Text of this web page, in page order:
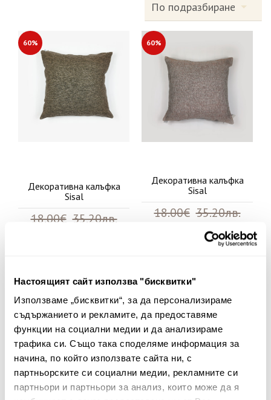
Настоящият сайт използва "бисквитки"
Използваме „бисквитки“, за да персонализираме
съдържанието и рекламите, да предоставяме
функции на социални медии и да анализираме
трафика си. Също така споделяме информация за
начина, по който използвате сайта ни, с
партньорските си социални медии, рекламните си
партньори и партньори за анализ, които може да я
60%
Декоративна калъфка
Sisal
18.00€ 35.20лв.
60%
Декоративна калъфка
Sisal
18.00€ 35.20лв.
7.20€ 14.08лв.
60% 60%